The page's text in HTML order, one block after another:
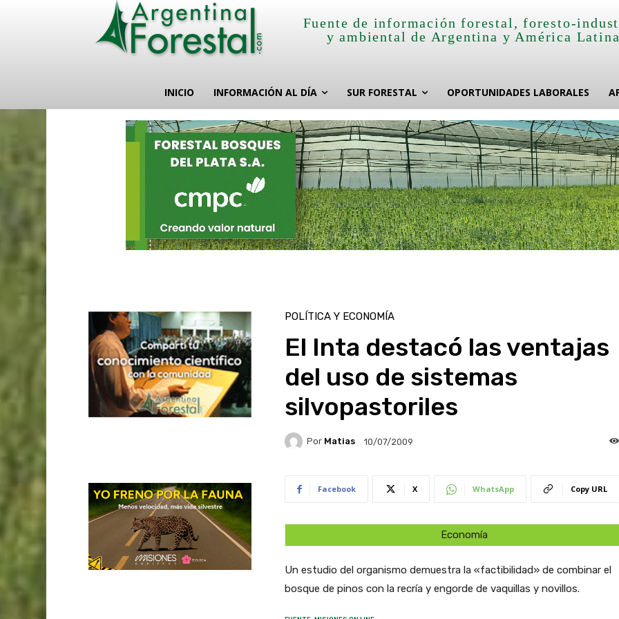
Fuente de información forestal, foresto-
y ambiental de Argentina y América
INICIO INFORMACIÓN AL DÍA SUR FORESTAL OPORTUNIDADES LABORALES
POLÍTICA Y ECONOMÍA
El Inta destacó las ventajas
del uso de sistemas
silvopastoriles
Por Matias 10/07/2009
Facebook X WhatsApp Copy URL
Economía
Un estudio del organismo demuestra la «factibilidad» de combinar el
bosque de pinos con la recría y engorde de vaquillas y novillos.